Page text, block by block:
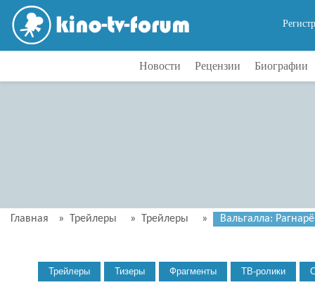
Новости Рецензии Биографии
Главная » Трейлеры » Трейлеры » Вальгалла: